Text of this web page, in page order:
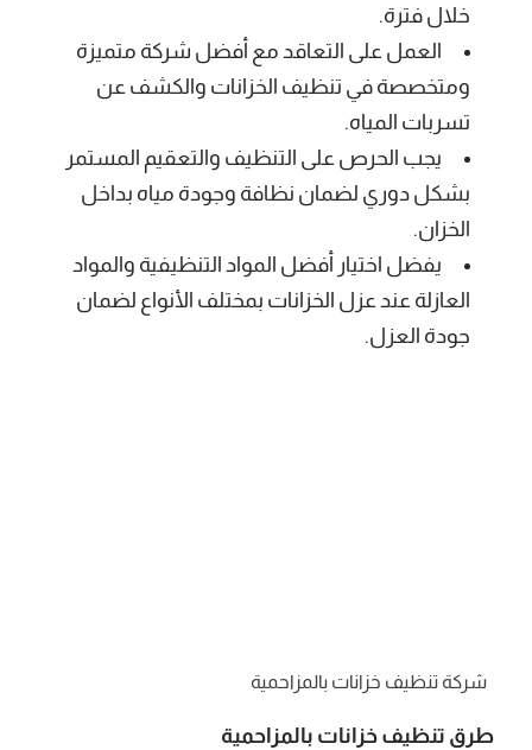
خلال فترة.
العمل على التعاقد مع أفضل شركة متميزة
ومتخصصة في تنظيف الخزانات والكشف عن
تسربات المياه.
يجب الحرص على التنظيف والتعقيم المستمر
بشكل دوري لضمان نظافة وجودة مياه بداخل
الخزان.
يفضل اختيار أفضل المواد التنظيفية والمواد
العازلة عند عزل الخزانات بمختلف الأنواع لضمان
جودة العزل.
شركة تنظيف خزانات بالمزاحمية
طرق تنظيف خزانات بالمزاحمية